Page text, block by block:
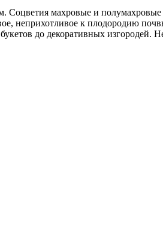
Соцветия махровые и
неприхотливое к плодородию
до декоративных изгородей.